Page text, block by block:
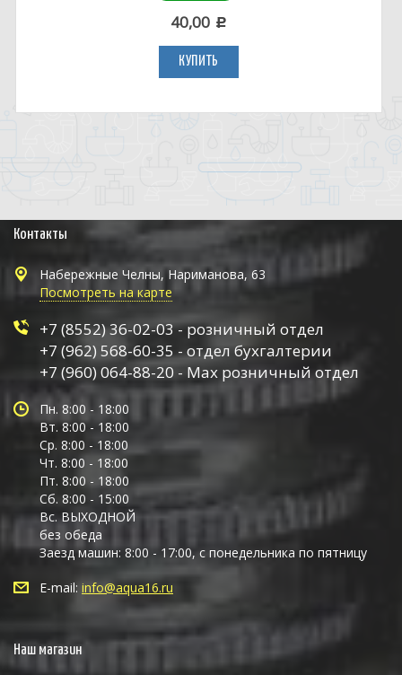
40,00 c
КУПИТЬ
Контакты
Набережные Челны, Нариманова, 63
Посмотреть на карте
+7 (8552) 36-02-03 - розничный отдел
+7 (962) 568-60-35 - отдел бухгалтерии
+7 (960) 064-88-20 - Max розничный отдел
Пн. 8:00 - 18:00
Вт. 8:00 - 18:00
Ср. 8:00 - 18:00
Чт. 8:00 - 18:00
Пт. 8:00 - 18:00
Сб. 8:00 - 15:00
Вс. ВЫХОДНОЙ
без обеда
Заезд машин: 8:00 - 17:00, с понедельника по пятницу
E-mail: info@aqua16.ru
Наш магазин